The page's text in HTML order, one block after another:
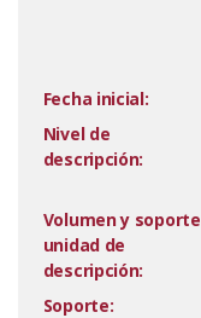
Fecha inicial:
Nivel de
descripción:
Volumen y soporte
unidad de
descripción:
Soporte: